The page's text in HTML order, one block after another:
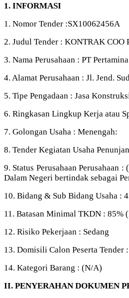
1. INFORMASI
1. Nomor Tender :SX10062456A
2. Judul Tender : KONTRAK
3. Nama Perusahaan : PT
4. Alamat Perusahaan : Jl. Jend.
5. Tipe Pengadaan : Jasa
6. Ringkasan Lingkup Kerja atau
7. Golongan Usaha : Menengah:
8. Tender Kegiatan Usaha
9. Status Perusahaan Perusahaan
Dalam Negeri bertindak sebagai
10. Bidang & Sub Bidang Usaha :
11. Batasan Minimal TKDN : 85%
12. Risiko Pekerjaan : Sedang
13. Domisili Calon Peserta Tender
14. Kategori Barang : (N/A)
II. PENYERAHAN DOKUMEN